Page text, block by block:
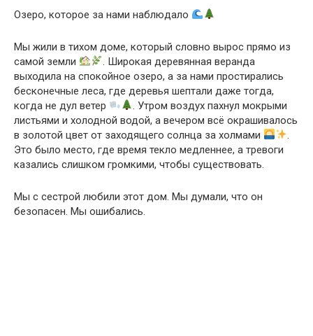
Озеро, которое за нами наблюдало
Мы жили в тихом доме, который словно вырос прямо из
самой земли
. Широкая деревянная веранда
выходила на спокойное озеро, а за нами простирались
бесконечные леса, где деревья шептали даже тогда,
когда не дул ветер
. Утром воздух пахнул мокрыми
листьями и холодной водой, а вечером всё окрашивалось
в золотой цвет от заходящего солнца за холмами
.
Это было место, где время текло медленнее, а тревоги
казались слишком громкими, чтобы существовать.
Мы с сестрой любили этот дом. Мы думали, что он
безопасен. Мы ошибались.